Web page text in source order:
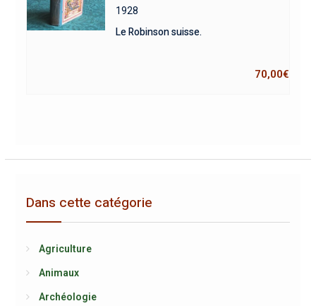
1928
Le Robinson suisse.
70,00€
Dans cette catégorie
Agriculture
Animaux
Archéologie